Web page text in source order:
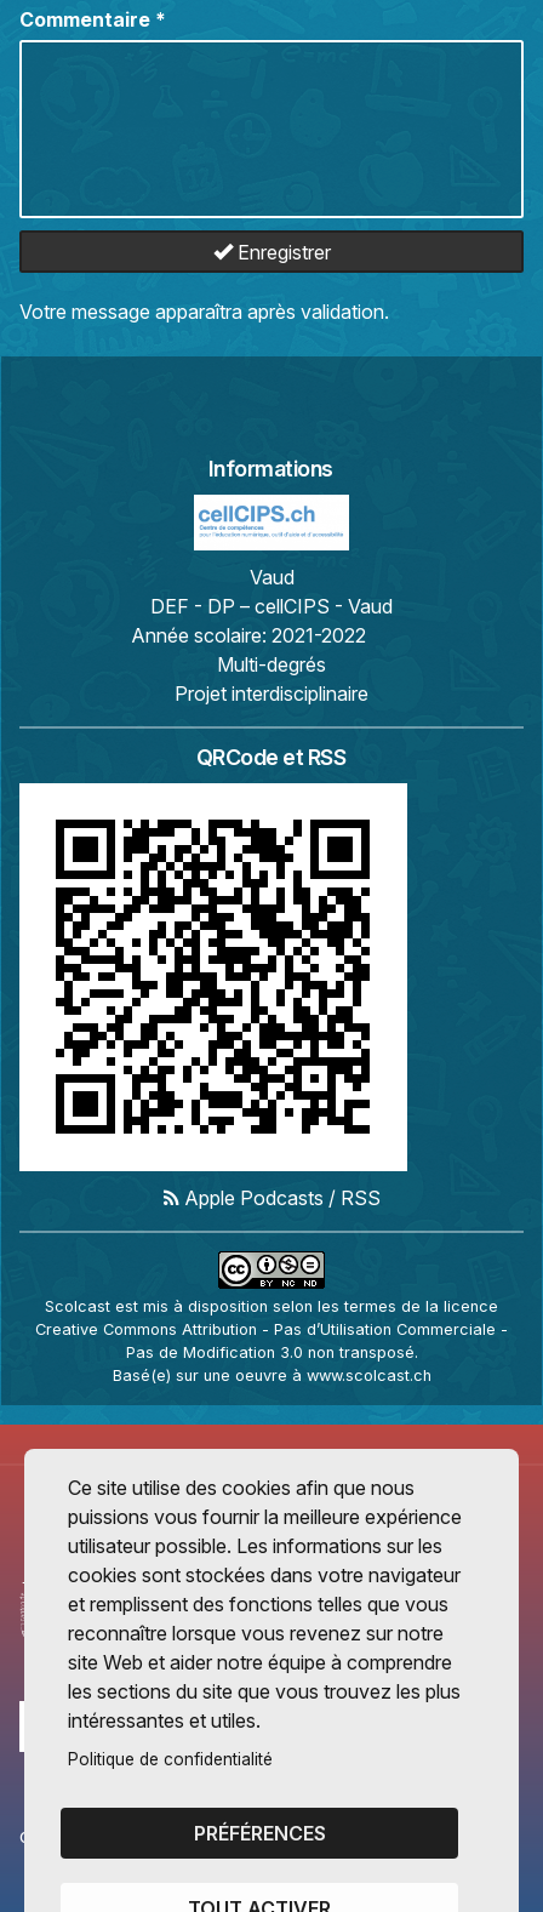
Commentaire *
Enregistrer
Votre message apparaîtra après validation.
Informations
Vaud
DEF - DP – cellCIPS - Vaud
Année scolaire: 2021-2022
Multi-degrés
Projet interdisciplinaire
QRCode et RSS
Apple Podcasts / RSS
Scolcast est mis à disposition selon les termes de la licence
Creative Commons Attribution - Pas d’Utilisation Commerciale -
Pas de Modification 3.0 non transposé.
Basé(e) sur une oeuvre à www.scolcast.ch
CANTONS PARTENAIRES
Vaud
Ce site utilise des cookies afin que nous
puissions vous fournir la meilleure expérience
utilisateur possible. Les informations sur les
cookies sont stockées dans votre navigateur
et remplissent des fonctions telles que vous
reconnaître lorsque vous revenez sur notre
site Web et aider notre équipe à comprendre
les sections du site que vous trouvez les plus
intéressantes et utiles.
Politique de confidentialité
PRÉFÉRENCES